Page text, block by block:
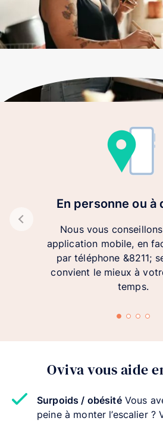
En personne ou à
Nous vous
application mobile, en
par téléphone &8211;
convient le mieux à
temps.
Oviva vous aide
Surpoids / obésité Vous
peine à monter l’escalier ?